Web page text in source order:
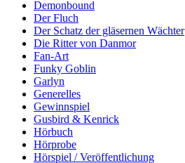
Demonbound
Der Fluch
Der Schatz der gläsernen Wächter
Die Ritter von Danmor
Fan-Art
Funky Goblin
Garlyn
Generelles
Gewinnspiel
Gusbird & Kenrick
Hörbuch
Hörprobe
Hörspiel / Veröffentlichung